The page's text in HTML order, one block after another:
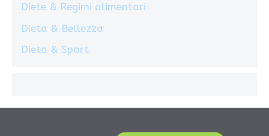
Diete & Regimi alimentari
Dieta & Bellezza
Dieta & Sport